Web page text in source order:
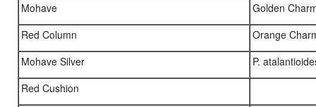
Mohave
Golden
Red Column
Orange
Mohave Silver
P.
Red Cushion